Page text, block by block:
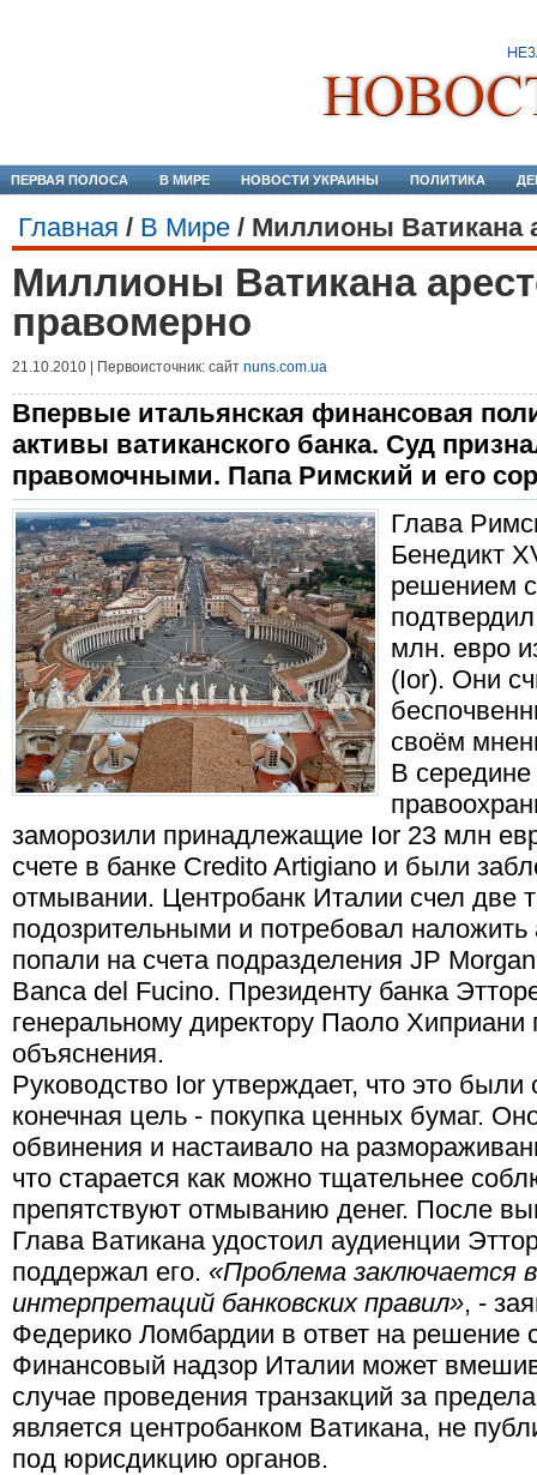
ПЕРВАЯ ПОЛОСА В МИРЕ НОВОСТИ УКРАИНЫ ПОЛИТИКА
Главная / В Мире / Миллионы Ватикана
Миллионы Ватикана
правомерно
21.10.2010 | Первоисточник: сайт nuns.com.ua
Впервые итальянская финансовая
активы ватиканского банка. Суд
правомочными. Папа Римский и его
Глава
Бенедикт
решением
млн. евро
(Ior). Они
своём
В середине
заморозили принадлежащие Ior 23 млн
счете в банке Credito Artigiano и были
отмывании. Центробанк Италии счел две
подозрительными и потребовал наложить
попали на счета подразделения JP
Banca del Fucino. Президенту банка
генеральному директору Паоло
объяснения.
Руководство Ior утверждает, что это
конечная цель - покупка ценных бумаг.
обвинения и настаивало на
что старается как можно тщательнее
препятствуют отмыванию денег. После
Глава Ватикана удостоил аудиенции
поддержал его. «Проблема заключается
интерпретаций банковских правил», -
Федерико Ломбардии в ответ на решение
Финансовый надзор Италии может
случае проведения транзакций за
является центробанком Ватикана, не
под юрисдикцию органов.